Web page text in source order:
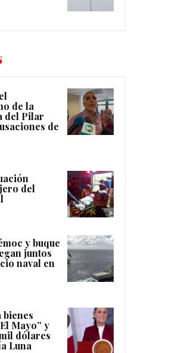
de la
del Pilar
de
del
y buque
juntos
naval en
Mayo” y
dólares
Luna